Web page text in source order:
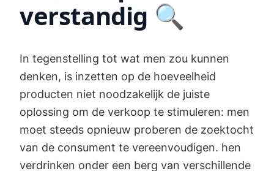
verstandig 🔍
In tegenstelling tot wat men zou kunnen
denken, is inzetten op de hoeveelheid
producten niet noodzakelijk de juiste
oplossing om de verkoop te stimuleren: men
moet steeds opnieuw proberen de zoektocht
van de consument te vereenvoudigen. hen
verdrinken onder een berg van verschillende